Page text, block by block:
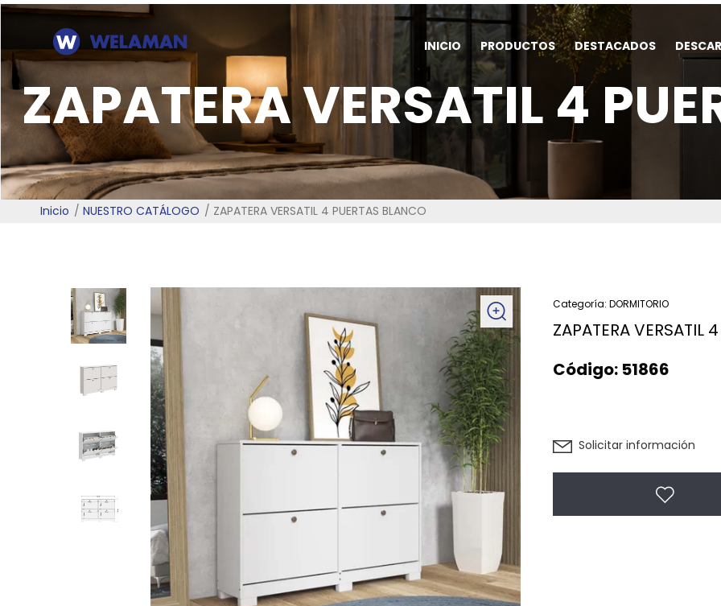
INICIO PRODUCTOS DESTACADOS
ZAPATERA VERSATIL 4
Inicio NUESTRO CATÁLOGO ZAPATERA VERSATIL 4 PUERTAS BLANCO
Categoría: DORMITORIO
ZAPATERA VERSATIL
Código: 51866
Solicitar información